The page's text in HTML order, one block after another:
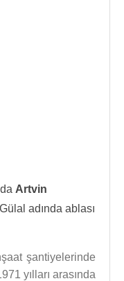
Artvin
adında ablası
şantiyelerinde
yılları arasında